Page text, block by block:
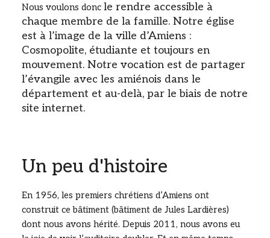
Nous voulons doncle rendre accessible à
chaque membre de la famille. Notre église
est à l’image de la ville d’Amiens :
Cosmopolite, étudiante et toujours en
mouvement. Notre vocation est de partager
l’évangile avec les amiénois dans le
département et au-delà, par le biais de notre
site internet.
Un peu d'histoire
En 1956, les premiers chrétiens d’Amiens ont
construit ce bâtiment (bâtiment de Jules Lardières)
dont nous avons hérité. Depuis 2011, nous avons eu